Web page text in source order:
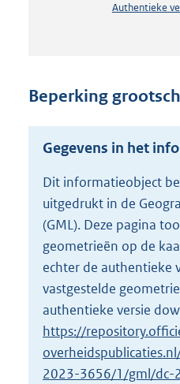
Authentieke
Beperking
Gegevens in het
Dit informatieobject
uitgedrukt in de
(GML). Deze pagina
geometrieën op de
echter de authentieke
vastgestelde
authentieke versie
https://
2023-3656/1/gml/dc-